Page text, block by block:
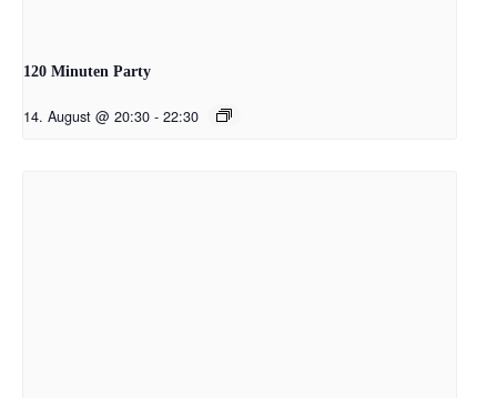
120 Minuten Party
14. August @ 20:30 - 22:30